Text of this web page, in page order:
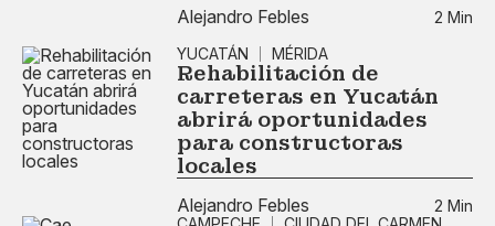
Alejandro Febles
2 Min
YUCATÁN
MÉRIDA
Rehabilitación de
carreteras en Yucatán
abrirá oportunidades
para constructoras
locales
Alejandro Febles
2 Min